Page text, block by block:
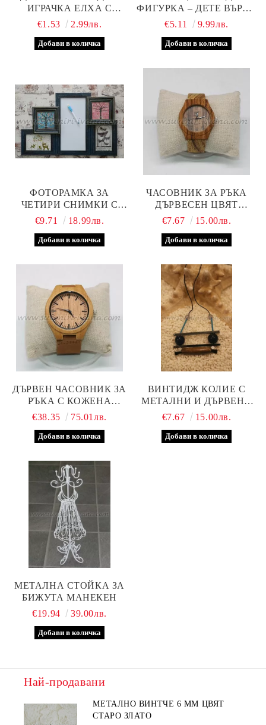
ИГРАЧКА ЕЛХА С
КАМБАНКА
€1.53 2.99лв.
ФИГУРКА – ДЕТЕ ВЪРХУ
СНЕЖНА ТОПКА С LED
ЕДНО
€5.11 9.99лв.
ФОТОРАМКА ЗА
ЧЕТИРИ СНИМКИ С
ДЪСКА ЗА ПИСАНЕ С
€9.71 18.99лв.
ЧАСОВНИК ЗА РЪКА
ДЪРВЕСЕН ЦВЯТ
МАРКА 'PINBO', МОДЕЛ
€7.67 15.00лв.
ДЪРВЕН ЧАСОВНИК ЗА
РЪКА С КОЖЕНА
КАИШКА, МОДЕЛ ШЕСТ
€38.35 75.01лв.
ВИНТИДЖ КОЛИЕ С
МЕТАЛНИ И ДЪРВЕНИ
ЕЛЕМЕНТИ И МЪНИСТА
€7.67 15.00лв.
МЕТАЛНА СТОЙКА ЗА
БИЖУТА МАНЕКЕН
€19.94
39.00лв.
Най-продавани
МЕТАЛНО ВИНТЧЕ 6 ММ ЦВЯТ
СТАРО ЗЛАТО